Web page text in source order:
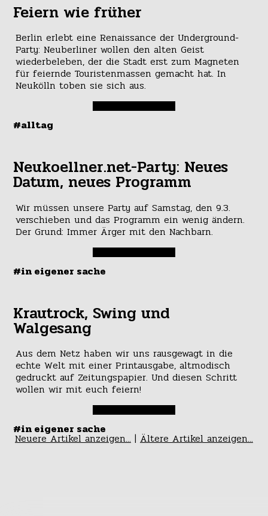
Feiern wie früher
Berlin erlebt eine Renaissance der Underground-
Party: Neuberliner wollen den alten Geist
wiederbeleben, der die Stadt erst zum Magneten
für feiernde Touristenmassen gemacht hat. In
Neukölln toben sie sich aus.
#alltag
Neukoellner.net-Party: Neues
Datum, neues Programm
Wir müssen unsere Party auf Samstag, den 9.3.
verschieben und das Programm ein wenig ändern.
Der Grund: Immer Ärger mit den Nachbarn.
#in eigener sache
Krautrock, Swing und
Walgesang
Aus dem Netz haben wir uns rausgewagt in die
echte Welt mit einer Printausgabe, altmodisch
gedruckt auf Zeitungspapier. Und diesen Schritt
wollen wir mit euch feiern!
#in eigener sache
Neuere Artikel anzeigen... | Ältere Artikel anzeigen...